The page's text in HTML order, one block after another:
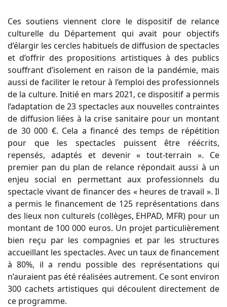
Ces soutiens viennent clore le dispositif de relance
culturelle du Département qui avait pour objectifs
d’élargir les cercles habituels de diffusion de spectacles
et d’offrir des propositions artistiques à des publics
souffrant d’isolement en raison de la pandémie, mais
aussi de faciliter le retour à l’emploi des professionnels
de la culture. Initié en mars 2021, ce dispositif a permis
l’adaptation de 23 spectacles aux nouvelles contraintes
de diffusion liées à la crise sanitaire pour un montant
de 30 000 €. Cela a financé des temps de répétition
pour que les spectacles puissent être réécrits,
repensés, adaptés et devenir « tout-terrain ». Ce
premier pan du plan de relance répondait aussi à un
enjeu social en permettant aux professionnels du
spectacle vivant de financer des « heures de travail ». Il
a permis le financement de 125 représentations dans
des lieux non culturels (collèges, EHPAD, MFR) pour un
montant de 100 000 euros. Un projet particulièrement
bien reçu par les compagnies et par les structures
accueillant les spectacles. Avec un taux de financement
à 80%, il a rendu possible des représentations qui
n’auraient pas été réalisées autrement. Ce sont environ
300 cachets artistiques qui découlent directement de
ce programme.